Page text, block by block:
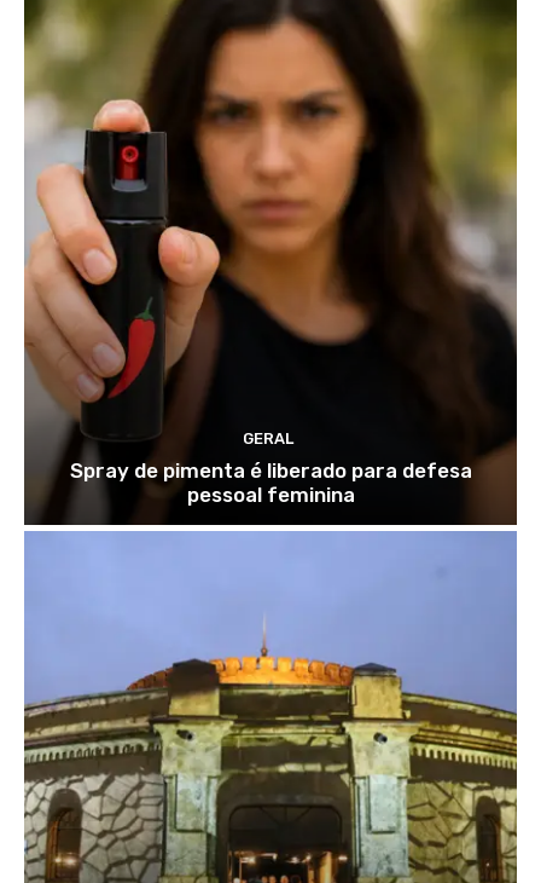
GERAL
Spray de pimenta é liberado para defesa
pessoal feminina